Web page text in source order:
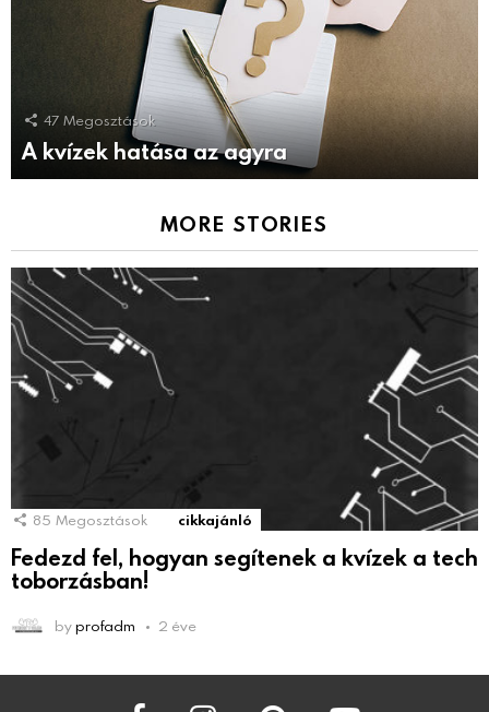
47 Megosztások
A kvízek hatása az agyra
MORE STORIES
85 Megosztások cikkajánló
Fedezd fel, hogyan segítenek a kvízek a tech
toborzásban!
byprofadm 2 éve
facebook instagram